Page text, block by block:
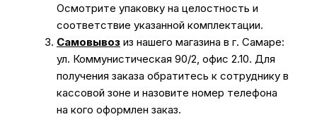
Осмотрите упаковку на целостность и
соответствие указанной комплектации.
Самовывоз из нашего магазина в г. Самаре:
ул. Коммунистическая 90/2, офис 2.10. Для
получения заказа обратитесь к сотруднику в
кассовой зоне и назовите номер телефона
на кого оформлен заказ.